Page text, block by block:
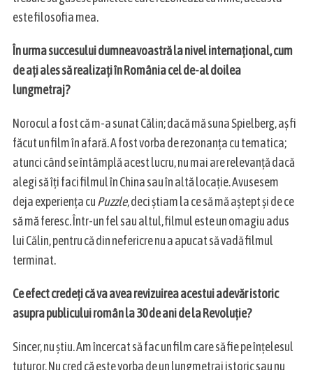
este filosofia mea.
În urma succesului dumneavoastră la nivel internațional, cum
de ați ales să realizați în România cel de-al doilea
lungmetraj?
Norocul a fost că m-a sunat Călin; dacă mă suna Spielberg, aș fi
făcut un film în afară. A fost vorba de rezonanța cu tematica;
atunci când se întâmplă acest lucru, nu mai are relevanță dacă
alegi să îți faci filmul în China sau în altă locație. Avusesem
deja experiența cuPuzzle, deci știam la ce să mă aștept și de ce
să mă feresc. Într-un fel sau altul, filmul este un omagiu adus
lui Călin, pentru că din nefericre nu a apucat să vadă filmul
terminat.
Ce efect credeți că va avea revizuirea acestui adevăr istoric
asupra publicului român la 30 de ani de la Revoluție?
Sincer, nu știu. Am încercat să fac un film care să fie pe înțelesul
tuturor. Nu cred că este vorba de un lungmetraj istoric sau nu
a
c
h
f
r